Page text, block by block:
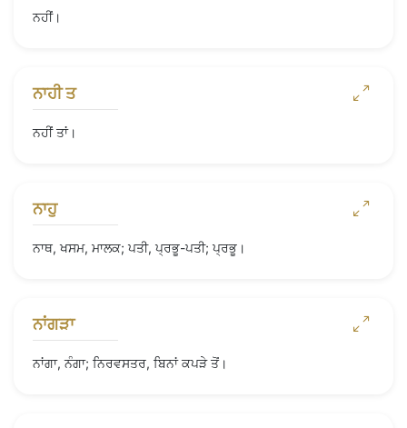
ਨਹੀਂ।
ਨਾਹੀ ਤ
ਨਹੀਂ ਤਾਂ।
ਨਾਹੁ
ਨਾਥ, ਖਸਮ, ਮਾਲਕ; ਪਤੀ, ਪ੍ਰਭੂ-ਪਤੀ; ਪ੍ਰਭੂ।
ਨਾਂਗੜਾ
ਨਾਂਗਾ, ਨੰਗਾ; ਨਿਰਵਸਤਰ, ਬਿਨਾਂ ਕਪੜੇ ਤੋਂ।